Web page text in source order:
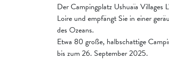
Der Campingplatz Ushuaïa
Loire und empfängt Sie in einer
des Ozeans.
Etwa 80 große, halbschattige
bis zum 26. September 2025.